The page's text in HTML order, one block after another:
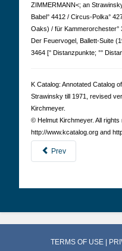
ZIMMERMANN<; an
Babel° 4412 / Circus-Polka°
Oaks) / für Kammerorchester°
Der Feuervogel, Ballett-Suite
3464 [° Distanzpunkte; °°
K Cat­a­log: Anno­tated Cat­a­log
Straw­in­sky till 1971, revised
Kirch­meyer.
© Hel­mut Kirch­meyer. All rights
http://www.kcatalog.org and
Prev
TERMS OF USE